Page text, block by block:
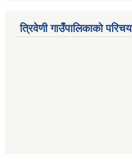
त्रिवेणी गाउँपालिकाको परिचय